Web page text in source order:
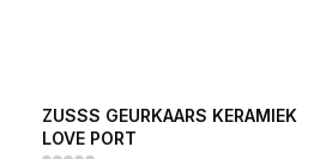
ZUSSS GEURKAARS KERAMIEK
LOVE PORT